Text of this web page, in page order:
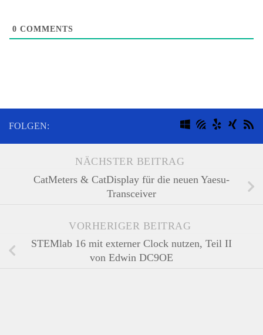
0 COMMENTS
FOLGEN:
NÄCHSTER BEITRAG
CatMeters & CatDisplay für die neuen Yaesu-
Transceiver
VORHERIGER BEITRAG
STEMlab 16 mit externer Clock nutzen, Teil II
von Edwin DC9OE